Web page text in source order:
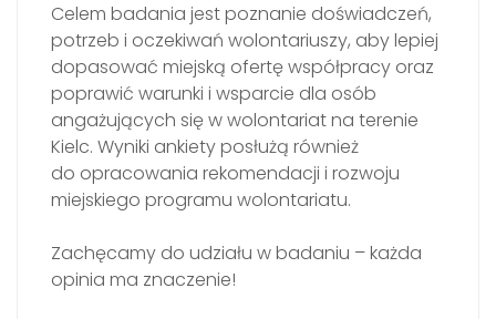
Celem badania jest poznanie doświadczeń,
potrzeb i oczekiwań wolontariuszy, aby lepiej
dopasować miejską ofertę współpracy oraz
poprawić warunki i wsparcie dla osób
angażujących się w wolontariat na terenie
Kielc. Wyniki ankiety posłużą również
do opracowania rekomendacji i rozwoju
miejskiego programu wolontariatu.
Zachęcamy do udziału w badaniu – każda
opinia ma znaczenie!